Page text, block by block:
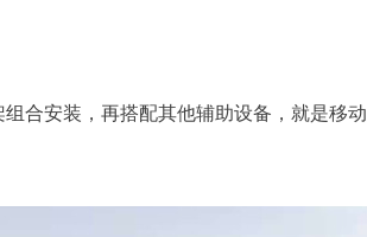
合安装，再搭配其他辅助设备，就是移